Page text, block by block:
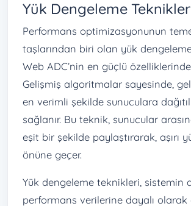
Yük Dengeleme
Performans optimizasyonunun
taşlarından biri olan yük
Web ADC’nin en güçlü
Gelişmiş algoritmalar sayesinde,
en verimli şekilde sunuculara
sağlanır. Bu teknik, sunucular
eşit bir şekilde paylaştırarak, aşırı
önüne geçer.
Yük dengeleme teknikleri, sistemin
performans verilerine dayalı